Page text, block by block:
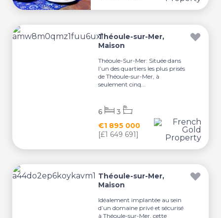
Théoule-sur-Mer,
Maison
Théoule-Sur-Mer: Située dans
l’un des quartiers les plus prisés
de Théoule-sur-Mer, à
seulement cinq...
€1 895 000
[£1 649 691]
6 3
Théoule-sur-Mer,
Maison
Idéalement implantée au sein
d’un domaine privé et sécurisé
à Théoule-sur-Mer, cette